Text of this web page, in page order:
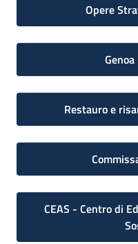
Opere
Restauro e
CEAS - Centro di